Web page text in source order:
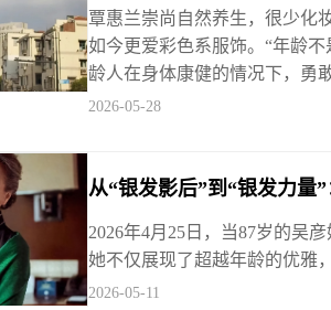
覃惠兰崇尚自然养生，很少化
如今更爱彩色系服饰。“年龄
龄人在身体康健的情况下，勇
2026-05-28
从“银发影后”到“银发力量
2026年4月25日，当87岁的吴
她不仅展现了超越年龄的优雅
2026-05-11